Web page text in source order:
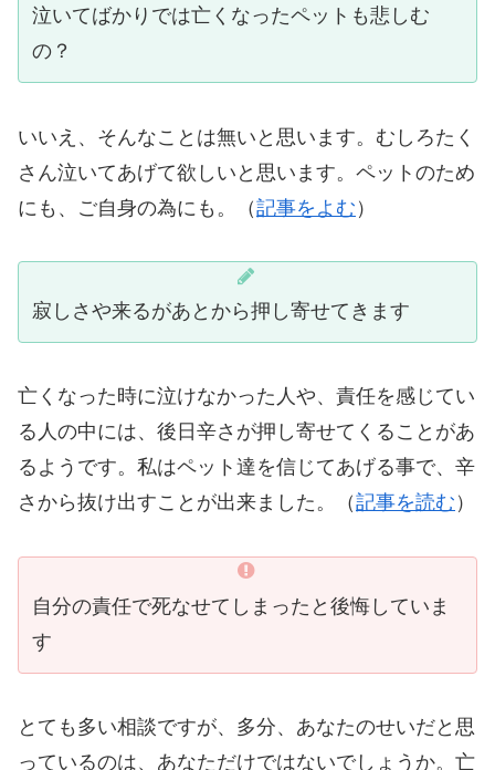
泣いてばかりでは亡くなったペットも悲しむ
の？
いいえ、そんなことは無いと思います。むしろたく
さん泣いてあげて欲しいと思います。ペットのため
にも、ご自身の為にも。（記事をよむ ）
寂しさや来るがあとから押し寄せてきます
亡くなった時に泣けなかった人や、責任を感じてい
る人の中には、後日辛さが押し寄せてくることがあ
るようです。私はペット達を信じてあげる事で、辛
さから抜け出すことが出来ました。（記事を読む ）
自分の責任で死なせてしまったと後悔していま
す
とても多い相談ですが、多分、あなたのせいだと思
っているのは、あなただけではないでしょうか。亡